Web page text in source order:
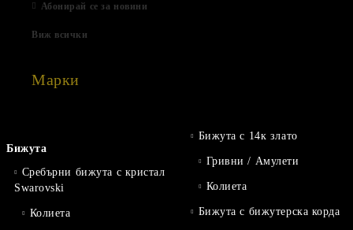
Абонирай се за новини
Виж всички
Марки
Бижута
Сребърни бижута с кристал
Swarovski
Колиета
Бижута с 14к злато
Гривни / Амулети
Колиета
Бижута с бижутерска корда